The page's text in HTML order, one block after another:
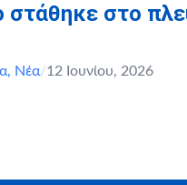
στάθηκε στο
, Νέα/12 Ιουνίου, 2026